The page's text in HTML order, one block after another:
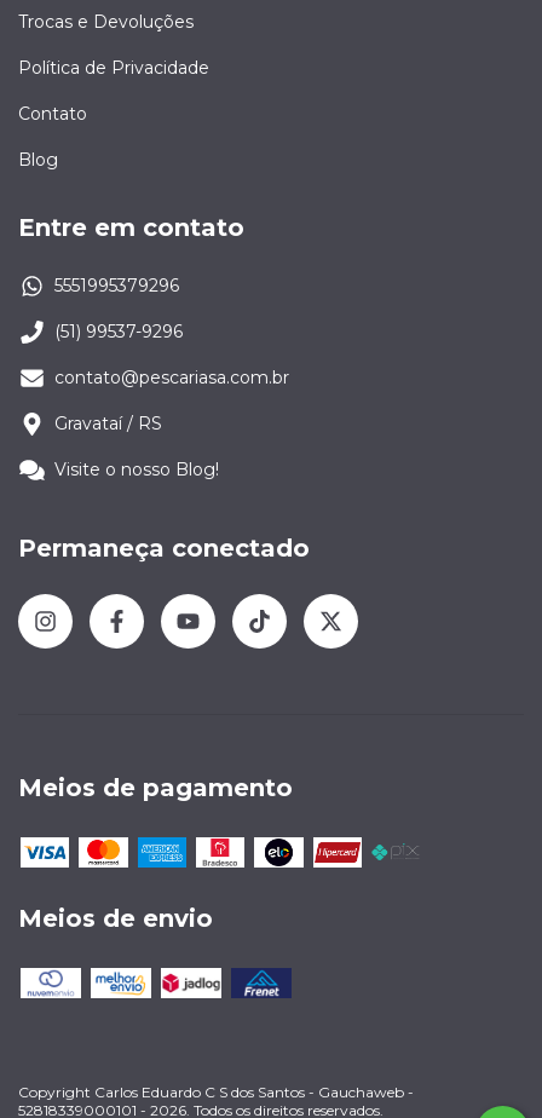
Trocas e Devoluções
Política de Privacidade
Contato
Blog
Entre em contato
5551995379296
(51) 99537-9296
contato@pescariasa.com.br
Gravataí / RS
Visite o nosso Blog!
Permaneça conectado
Meios de pagamento
Meios de envio
Copyright Carlos Eduardo C S dos Santos - Gauchaweb -
52818339000101 - 2026. Todos os direitos reservados.